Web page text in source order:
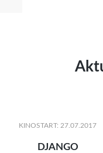
KINOSTART: 27.07.2017
DJANGO